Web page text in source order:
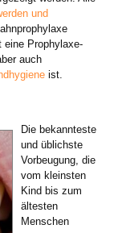
und
eine Prophylaxe-
auch
ist.
Die bekannteste
und üblichste
Vorbeugung, die
vom kleinsten
Kind bis zum
ältesten
Menschen